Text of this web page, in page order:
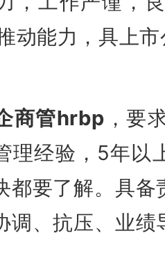
动能力，具上
商管hrbp ，要
理经验，5年
都要了解。具
调、抗压、业